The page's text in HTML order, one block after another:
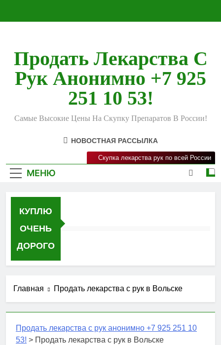
Продать Лекарства С
Рук Анонимно +7 925
251 10 53!
Самые Высокие Цены На Скупку Препаратов В России!
НОВОСТНАЯ РАССЫЛКА
МЕНЮ
Скупка лекарства рук по всей России
КУПЛЮ
ОЧЕНЬ
ДОРОГО
Главная Продать лекарства с рук в Вольске
Продать лекарства с рук анонимно +7 925 251 10
53! > Продать лекарства с рук в Вольске